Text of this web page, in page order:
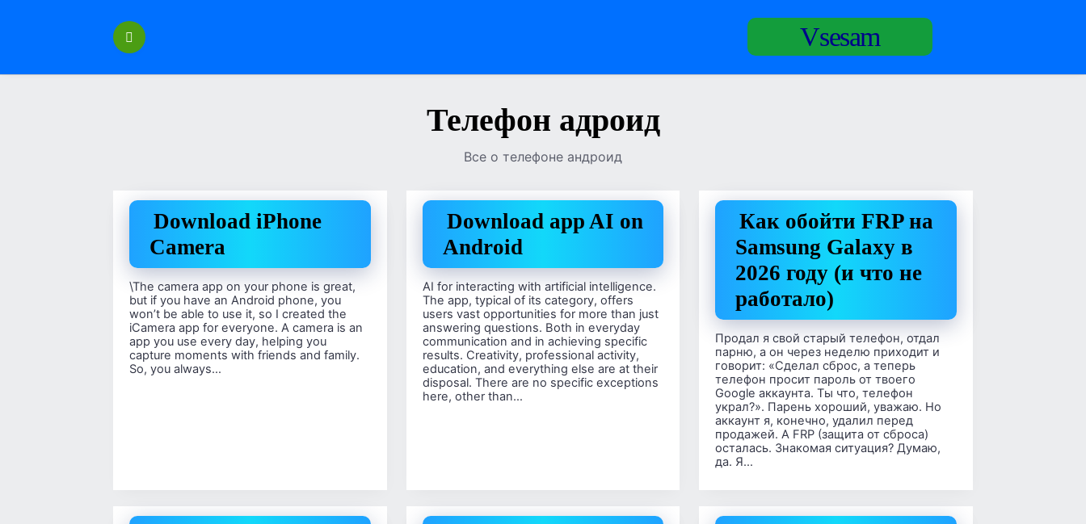
Vsesam
Телефон адроид
Все о телефоне андроид
Download iPhone
Camera
\The camera app on your phone is great,
but if you have an Android phone, you
won’t be able to use it, so I created the
iCamera app for everyone. A camera is an
app you use every day, helping you
capture moments with friends and family.
So, you always…
Download app AI on
Android
AI for interacting with artificial intelligence.
The app, typical of its category, offers
users vast opportunities for more than just
answering questions. Both in everyday
communication and in achieving specific
results. Creativity, professional activity,
education, and everything else are at their
disposal. There are no specific exceptions
here, other than…
Как обойти FRP на
Samsung Galaxy в
2026 году (и что не
работало)
Продал я свой старый телефон, отдал
парню, а он через неделю приходит и
говорит: «Сделал сброс, а теперь
телефон просит пароль от твоего
Google аккаунта. Ты что, телефон
украл?». Парень хороший, уважаю. Но
аккаунт я, конечно, удалил перед
продажей. А FRP (защита от сброса)
осталась. Знакомая ситуация? Думаю,
да. Я…